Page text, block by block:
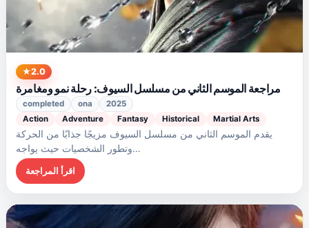
2.0
مراجعة الموسم الثاني من مسلسل السيوف: رحلة نمو ومغامرة
completed ona
2025
Action
Adventure Fantasy Historical Martial Arts
يقدم الموسم الثاني من مسلسل السيوف مزيجًا جذابًا من الحركة
وتطور الشخصيات حيث يواجه…
اقرأ المراجعة